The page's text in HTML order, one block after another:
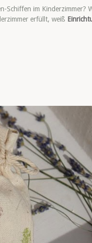
Schiffen im Kinderzimmer?
erfüllt, weiß